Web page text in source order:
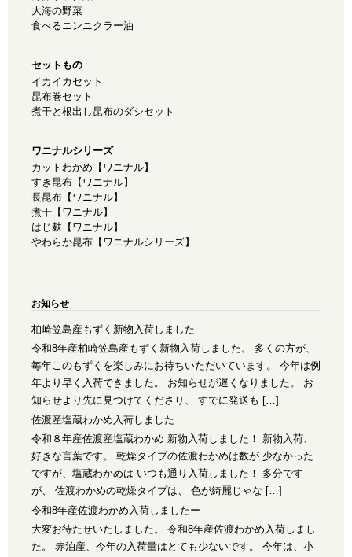
大海の野菜
食べるニンニクラー油
セットもの
イカイカセット
昆布巻セット
煮干と根出し昆布のダシセット
ワニナルシリーズ
カットわかめ【ワニナル】
すき昆布【ワニナル】
長昆布【ワニナル】
煮干【ワニナル】
はじ麸【ワニナル】
やわらか昆布【ワニナルシリーズ】
お知らせ
柏崎笠島産もずく新物入荷しました
令和8年産柏崎笠島産もずく新物入荷しました。 多くの方が、
毎年このもずくを楽しみにお待ちいただいています。 今年は例
年より早く入荷できました。 お知らせが遅くなりました。 お
知らせより先に見つけてくださり、 すでに発送も […]
佐渡産塩蔵わかめ入荷しました
令和８年産佐渡産塩蔵わかめ 新物入荷しました！ 新物入荷、
好きな言葉です。 乾燥タイプの佐渡わかめは数が 少なかった
ですが、塩蔵わかめは いつも通り入荷しました！ 多分です
が、 佐渡わかめの乾燥タイプは、 色が綺麗じゃな […]
令和8年産佐渡わかめ入荷しましたー
大変お待たせいたしました。 令和8年産佐渡わかめ入荷しまし
た。 赤泊産、今年の入荷量はとても少ないです。 今年は、小